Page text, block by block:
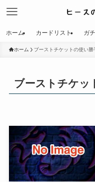
ホーム カードリスト ガ
ホーム ブーストチケットの使い勝
ブーストチケッ